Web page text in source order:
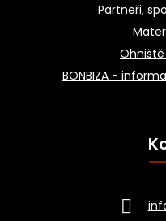
Partneři,
BONBIZA -